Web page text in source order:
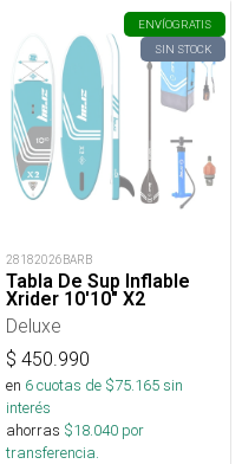
ENVÍOGRATIS
SIN STOCK
28182026BARB
Tabla De Sup Inflable
Xrider 10'10" X2
Deluxe
$ 450.990
en 6cuotas de $75.165sin
interés
ahorras $18.040 por
transferencia.